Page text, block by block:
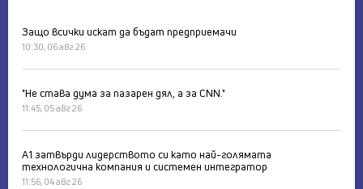
Защо всички искат да бъдат предприемачи
10:30, 06 авг 26
"Не става дума за пазарен дял, а за CNN."
11:45, 05 авг 26
А1 затвърди лидерството си като най-голямата
технологична компания и системен интегратор
11:56, 04 авг 26